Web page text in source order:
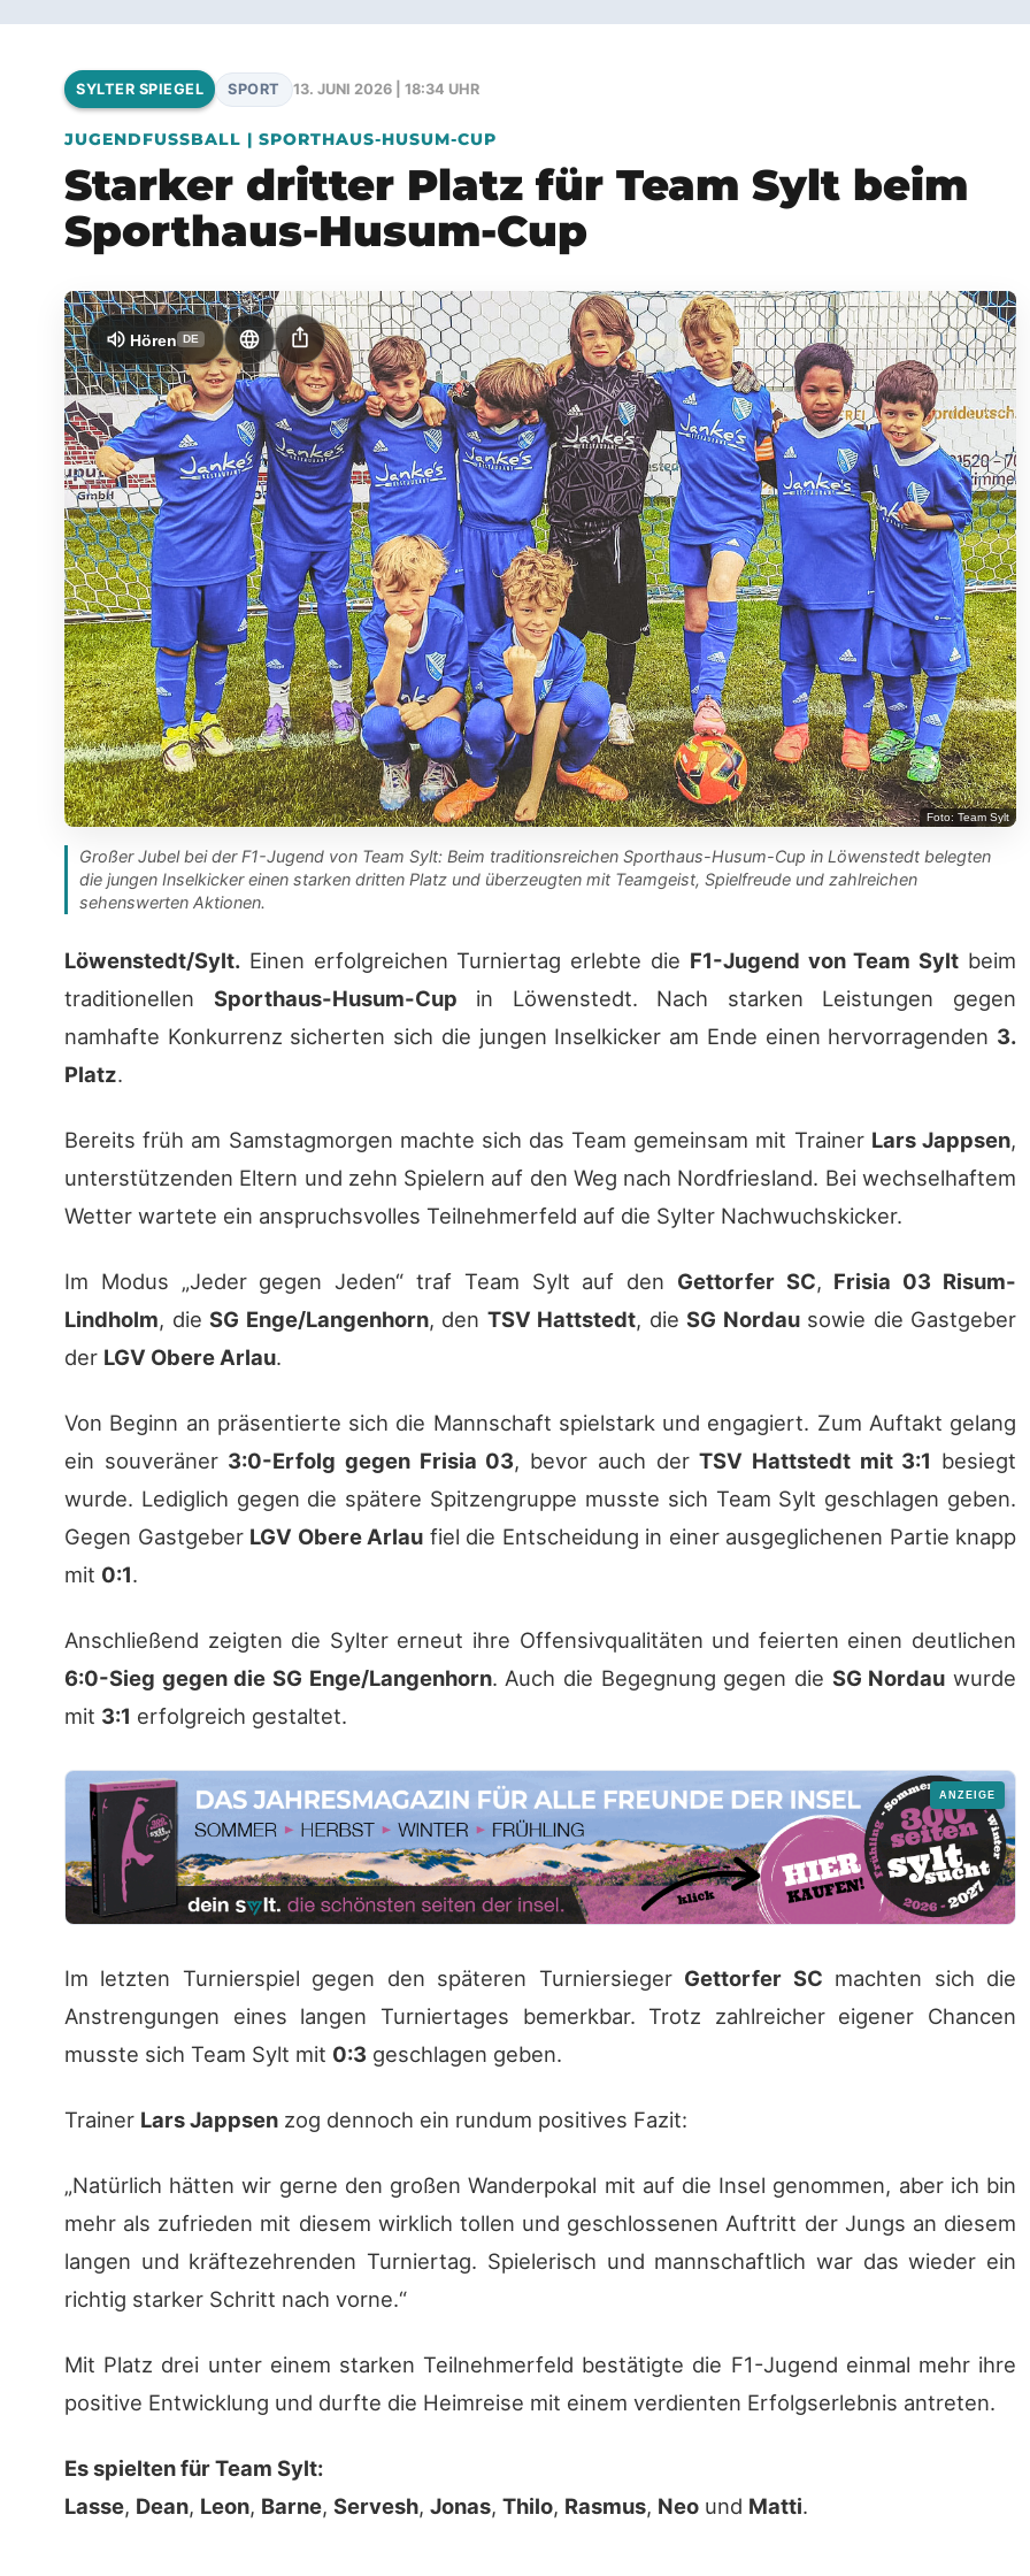
SYLTER SPIEGEL SPORT 13. JUNI 2026 | 18:34 UHR
JUGENDFUSSBALL | SPORTHAUS-HUSUM-CUP
Starker dritter Platz für Team Sylt beim
Sporthaus-Husum-Cup
volume_up Hören DE language ios_share
Foto: Team Sylt
Großer Jubel bei der F1-Jugend von Team Sylt: Beim traditionsreichen Sporthaus-Husum-Cup in Löwenstedt belegten
die jungen Inselkicker einen starken dritten Platz und überzeugten mit Teamgeist, Spielfreude und zahlreichen
sehenswerten Aktionen.
Löwenstedt/Sylt. Einen erfolgreichen Turniertag erlebte die F1-Jugend von Team Sylt beim
traditionellen Sporthaus-Husum-Cup in Löwenstedt. Nach starken Leistungen gegen
namhafte Konkurrenz sicherten sich die jungen Inselkicker am Ende einen hervorragenden 3.
Platz.
Bereits früh am Samstagmorgen machte sich das Team gemeinsam mit Trainer Lars Jappsen,
unterstützenden Eltern und zehn Spielern auf den Weg nach Nordfriesland. Bei wechselhaftem
Wetter wartete ein anspruchsvolles Teilnehmerfeld auf die Sylter Nachwuchskicker.
Im Modus „Jeder gegen Jeden“ traf Team Sylt auf den Gettorfer SC, Frisia 03 Risum-
Lindholm, die SG Enge/Langenhorn, den TSV Hattstedt, die SG Nordausowie die Gastgeber
der LGV Obere Arlau.
Von Beginn an präsentierte sich die Mannschaft spielstark und engagiert. Zum Auftakt gelang
ein souveräner 3:0-Erfolg gegen Frisia 03, bevor auch derTSV Hattstedt mit 3:1 besiegt
wurde. Lediglich gegen die spätere Spitzengruppe musste sich Team Sylt geschlagen geben.
Gegen Gastgeber LGV Obere Arlau fiel die Entscheidung in einer ausgeglichenen Partie knapp
mit 0:1.
Anschließend zeigten die Sylter erneut ihre Offensivqualitäten und feierten einen deutlichen
6:0-Sieg gegen die SG Enge/Langenhorn. Auch die Begegnung gegen die SG Nordau wurde
mit 3:1 erfolgreich gestaltet.
Im letzten Turnierspiel gegen den späteren Turniersieger Gettorfer SC machten sich die
Anstrengungen eines langen Turniertages bemerkbar. Trotz zahlreicher eigener Chancen
musste sich Team Sylt mit 0:3 geschlagen geben.
Trainer Lars Jappsen zog dennoch ein rundum positives Fazit:
„Natürlich hätten wir gerne den großen Wanderpokal mit auf die Insel genommen, aber ich bin
mehr als zufrieden mit diesem wirklich tollen und geschlossenen Auftritt der Jungs an diesem
langen und kräftezehrenden Turniertag. Spielerisch und mannschaftlich war das wieder ein
richtig starker Schritt nach vorne.“
Mit Platz drei unter einem starken Teilnehmerfeld bestätigte die F1-Jugend einmal mehr ihre
positive Entwicklung und durfte die Heimreise mit einem verdienten Erfolgserlebnis antreten.
Es spielten für Team Sylt:
Lasse, Dean, Leon, Barne, Servesh, Jonas, Thilo, Rasmus, Neo und Matti.